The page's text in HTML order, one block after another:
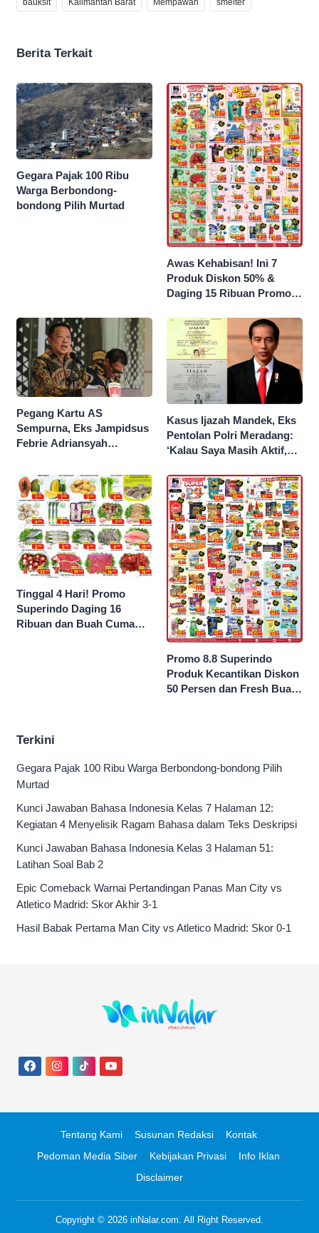
Berita Terkait
Gegara Pajak 100 Ribu
Warga Berbondong-
bondong Pilih Murtad
Awas Kehabisan! Ini 7
Produk Diskon 50% &
Daging 15 Ribuan Promo
Malam Ini
Pegang Kartu AS
Sempurna, Eks Jampidsus
Febrie Adriansyah
Kasus Ijazah Mandek, Eks
Pentolan Polri Meradang:
‘Kalau Saya Masih Aktif,
Tinggal 4 Hari! Promo
Superindo Daging 16
Ribuan dan Buah Cuma
Promo 8.8 Superindo
Produk Kecantikan Diskon
50 Persen dan Fresh Buah
Terkini
Gegara Pajak 100 Ribu Warga Berbondong-bondong Pilih
Murtad
Kunci Jawaban Bahasa Indonesia Kelas 7 Halaman 12:
Kegiatan 4 Menyelisik Ragam Bahasa dalam Teks Deskripsi
Kunci Jawaban Bahasa Indonesia Kelas 3 Halaman 51:
Latihan Soal Bab 2
Epic Comeback Warnai Pertandingan Panas Man City vs
Atletico Madrid: Skor Akhir 3-1
Hasil Babak Pertama Man City vs Atletico Madrid: Skor 0-1
Tentang Kami Susunan Redaksi
Kontak
Pedoman Media Siber
Kebijakan Privasi
Info Iklan
Disclaimer
Copyright © 2026 inNalar.com . All Right Reserved.